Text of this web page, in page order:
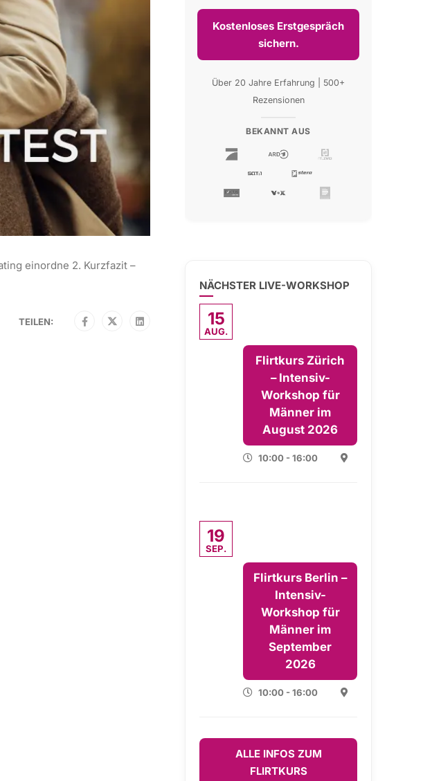
einordne 2. Kurzfazit –
TEILEN:
Kostenloses Erstgespräch
sichern.
Über 20 Jahre Erfahrung | 500+
Rezensionen
BEKANNT AUS
NÄCHSTER LIVE-WORKSHOP
15
AUG.
Flirtkurs Zürich
– Intensiv-
Workshop für
Männer im
August 2026
10:00 - 16:00
19
SEP.
Flirtkurs Berlin –
Intensiv-
Workshop für
Männer im
September
2026
10:00 - 16:00
ALLE INFOS ZUM
FLIRTKURS